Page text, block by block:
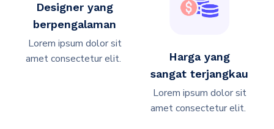
Designer yang
berpengalaman
Lorem ipsum dolor sit
amet consectetur elit. ​
Harga yang
sangat terjangkau
Lorem ipsum dolor sit
amet consectetur elit. ​